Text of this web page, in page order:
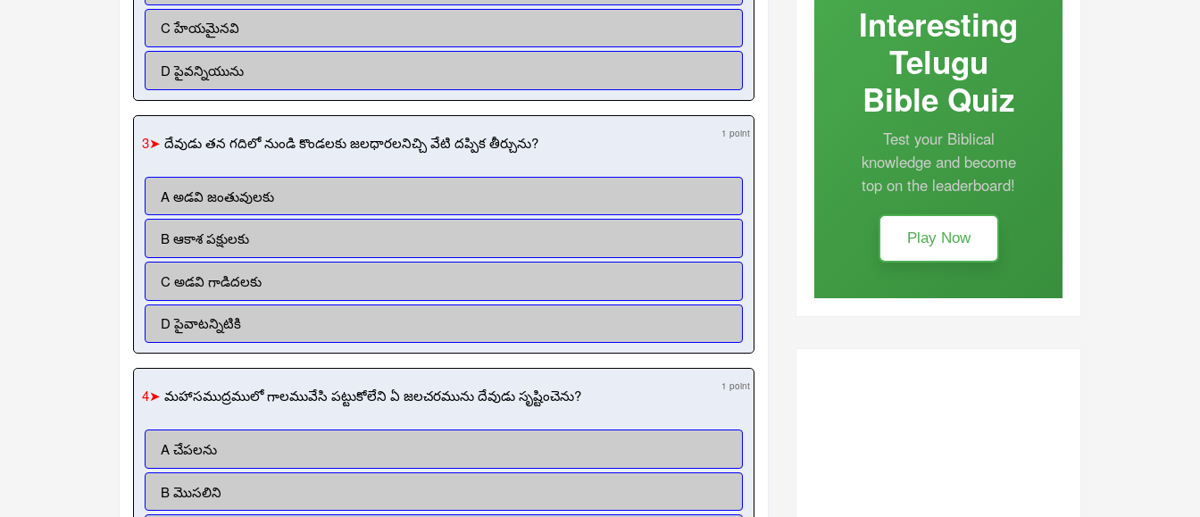
C హేయమైనవి
D పైవన్నియును
3➤ దేవుడు తన గదిలో నుండి కొండలకు జలధారలనిచ్చి వేటి దప్పిక తీర్చును? 1 point
A అడవి జంతువులకు
B ఆకాశ పక్షులకు
C అడవి గాడిదలకు
D పైవాటన్నిటికి
4➤ మహాసముద్రములో గాలమువేసి పట్టుకోలేని ఏ జలచరమును దేవుడు సృష్టించెను? 1 point
A చేపలను
B మొసలిని
Interesting
Telugu
Bible Quiz
Test your Biblical
knowledge and become
top on the leaderboard!
Play Now